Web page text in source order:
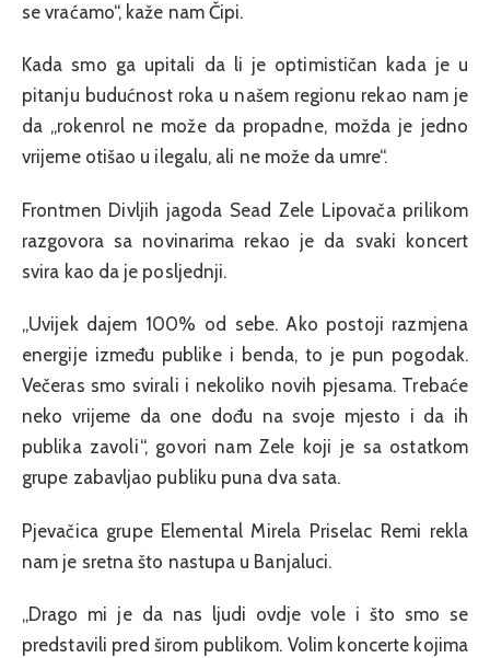
se vraćamo“, kaže nam Čipi.
Kada smo ga upitali da li je optimističan kada je u
pitanju budućnost roka u našem regionu rekao nam je
da „rokenrol ne može da propadne, možda je jedno
vrijeme otišao u ilegalu, ali ne može da umre“.
Frontmen Divljih jagoda Sead Zele Lipovača prilikom
razgovora sa novinarima rekao je da svaki koncert
svira kao da je posljednji.
„Uvijek dajem 100% od sebe. Ako postoji razmjena
energije između publike i benda, to je pun pogodak.
Večeras smo svirali i nekoliko novih pjesama. Trebaće
neko vrijeme da one dođu na svoje mjesto i da ih
publika zavoli“, govori nam Zele koji je sa ostatkom
grupe zabavljao publiku puna dva sata.
Pjevačica grupe Elemental Mirela Priselac Remi rekla
nam je sretna što nastupa u Banjaluci.
„Drago mi je da nas ljudi ovdje vole i što smo se
predstavili pred širom publikom. Volim koncerte kojima